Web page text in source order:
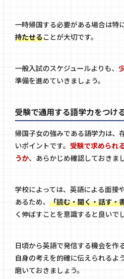
一時帰国する必要がある場合は特に
持たせることが大切です。
一般入試のスケジュールよりも、
準備を進めていきましょう。
受験で通用する語学力をつけ
帰国子女の強みである語学力は、
いポイントです。 受験で求められ
うか、あらかじめ確認しておきまし
学校によっては、英語による面接
あるため、 「読む・聞く・話す・
く伸ばすことを意識すると良いでし
日頃から英語で発信する機会を作
自身の考えを的確に伝えられるよ
磨いておきましょう。